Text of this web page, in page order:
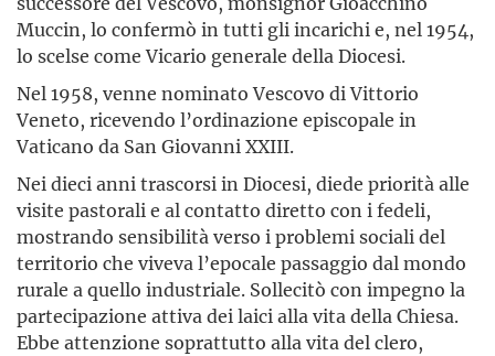
Muccin, lo confermò in tutti gli incarichi e, nel 1954,
lo scelse come Vicario generale della Diocesi.
Nel 1958, venne nominato Vescovo di Vittorio
Veneto, ricevendo l’ordinazione episcopale in
Vaticano da San Giovanni XXIII.
Nei dieci anni trascorsi in Diocesi, diede priorità alle
visite pastorali e al contatto diretto con i fedeli,
mostrando sensibilità verso i problemi sociali del
territorio che viveva l’epocale passaggio dal mondo
rurale a quello industriale. Sollecitò con impegno la
partecipazione attiva dei laici alla vita della Chiesa.
Ebbe attenzione soprattutto alla vita del clero,